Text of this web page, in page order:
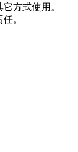
方式使用。
。